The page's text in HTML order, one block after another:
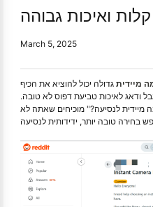
ואיכות גבוהה
March 5, 2025
מיידית גדולה יכול להוציא את הכיף
ודאג לאיכות טביעת דפוס לא טובה.
מיידית לנסיעה?" מוכיחים שאתה לא